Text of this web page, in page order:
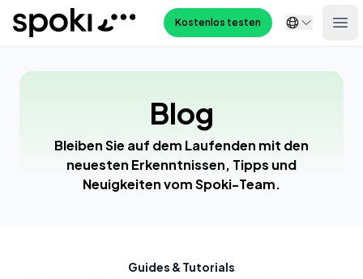
Spoki Kostenlos testen
Blog
Bleiben Sie auf dem Laufenden mit den
neuesten Erkenntnissen, Tipps und
Neuigkeiten vom Spoki-Team.
Guides & Tutorials